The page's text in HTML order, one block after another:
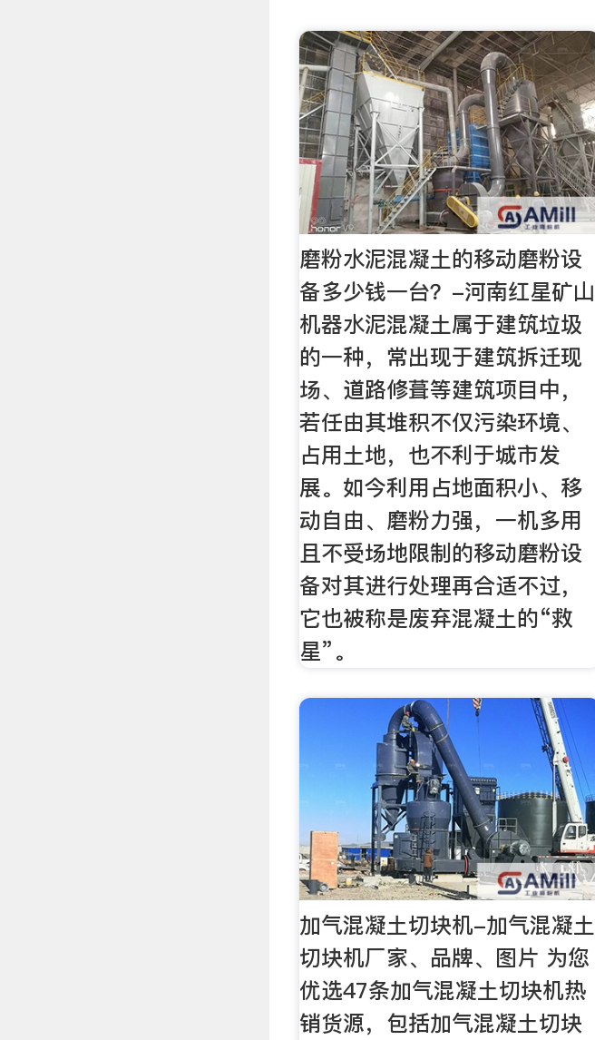
磨粉水泥混凝土的移动磨粉设
备多少钱一台？-河南红星矿山
机器水泥混凝土属于建筑垃圾
的一种，常出现于建筑拆迁现
场、道路修葺等建筑项目中，
若任由其堆积不仅污染环境、
占用土地，也不利于城市发
展。如今利用占地面积小、移
动自由、磨粉力强，一机多用
且不受场地限制的移动磨粉设
备对其进行处理再合适不过，
它也被称是废弃混凝土的“救
星”。
加气混凝土切块机-加气混凝土
切块机厂家、品牌、图片 为您
优选47条加气混凝土切块机热
销货源，包括加气混凝土切块